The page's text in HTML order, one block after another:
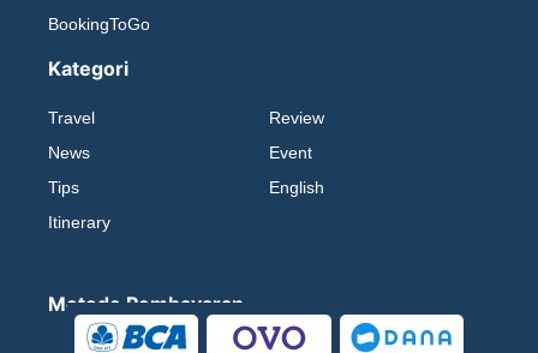
BookingToGo
Kategori
Travel
News
Tips
Itinerary
Review
Event
English
Metode Pembayaran